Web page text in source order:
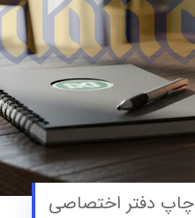
چاپ دفتر اختصاصی